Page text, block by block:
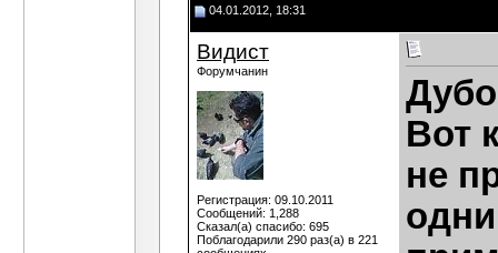
04.01.2012, 18:31
Видист
Форумчанин
Регистрация: 09.10.2011
Сообщений: 1,288
Сказал(а) спасибо: 695
Поблагодарили 290 раз(а) в 221
Вот
не